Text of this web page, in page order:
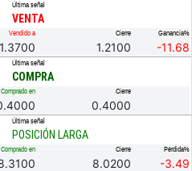
Última señal
VENTA
Vendido a
1.3700
Cierre
1.2100
Ganancia%
-11.68
Última señal
COMPRA
Comprado en Cierre
0.4000
Última señal
POSICIÓN LARGA
Comprado en Cierre
8.0200
Pérdida%
-3.49